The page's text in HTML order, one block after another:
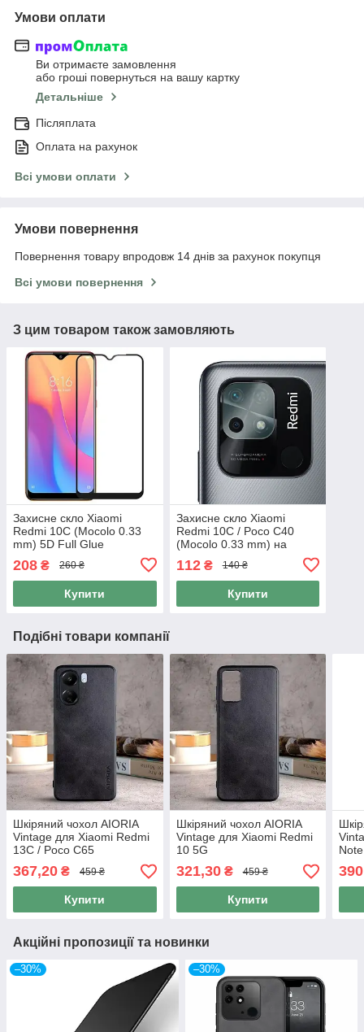
Умови оплати
Ви отримаєте замовлення
або гроші повернуться на вашу картку
Детальніше
Післяплата
Оплата на рахунок
Всі умови оплати
Умови повернення
Повернення товару впродовж 14 днів за рахунок покупця
Всі умови повернення
З цим товаром також замовляють
Захисне скло Xiaomi
Redmi 10C (Mocolo 0.33
mm) 5D Full Glue
208 ₴ 260 ₴
Купити
Захисне скло Xiaomi
Redmi 10C / Poco C40
(Mocolo 0.33 mm) на
112₴ 140 ₴
Купити
Подібні товари компанії
Шкіряний чохол AIORIA
Vintage для Xiaomi Redmi
13C / Poco C65
367,20 ₴ 459 ₴
Купити
Шкіряний чохол AIORIA
Vintage для Xiaomi Redmi
10 5G
321,30₴ 459 ₴
Купити
Акційні пропозиції та новинки
–30% –30%